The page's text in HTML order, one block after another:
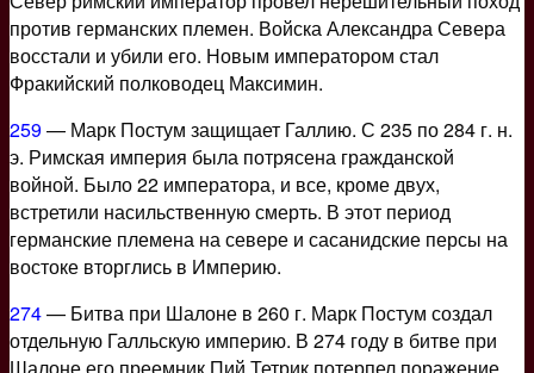
против германских племен. Войска Александра Севера
восстали и убили его. Новым императором стал
Фракийский полководец Максимин.
259— Марк Постум защищает Галлию. С 235 по 284 г. н.
э. Римская империя была потрясена гражданской
войной. Было 22 императора, и все, кроме двух,
встретили насильственную смерть. В этот период
германские племена на севере и сасанидские персы на
востоке вторглись в Империю.
274— Битва при Шалоне в 260 г. Марк Постум создал
отдельную Галльскую империю. В 274 году в битве при